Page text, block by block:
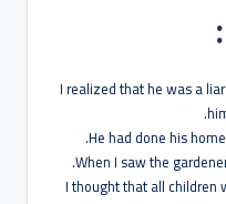
1- I realized that he was a
4- I thought that all